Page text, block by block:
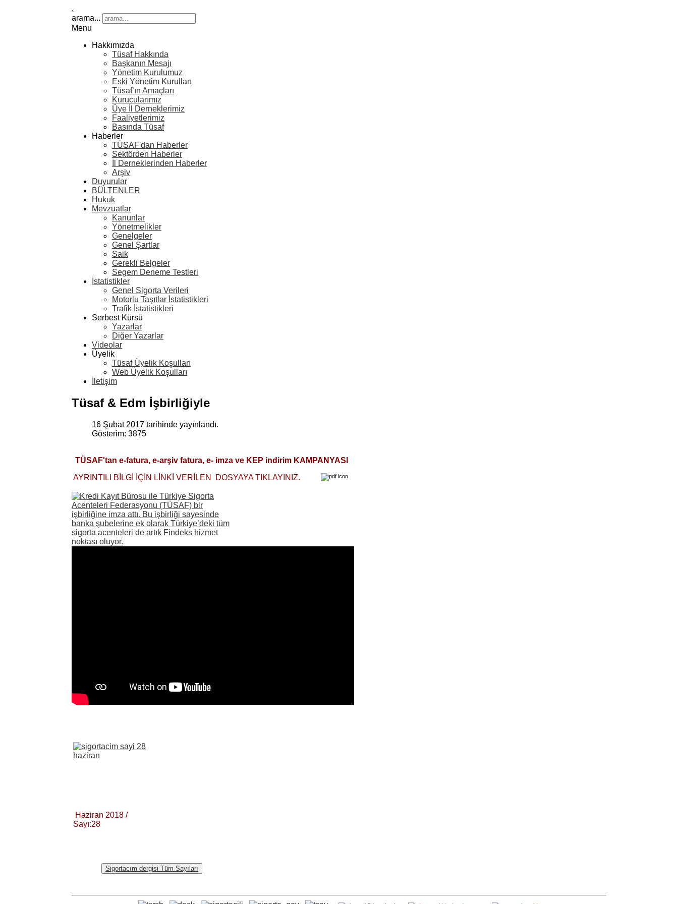
.
arama...
Menu
Hakkımızda
Tüsaf Hakkında
Başkanın Mesajı
Yönetim Kurulumuz
Eski Yönetim Kurulları
Tüsaf’ın Amaçları
Kurucularımız
Üye İl Derneklerimiz
Faaliyetlerimiz
Basında Tüsaf
Haberler
TÜSAF'dan Haberler
Sektörden Haberler
İl Derneklerinden Haberler
Arşiv
Duyurular
BÜLTENLER
Hukuk
Mevzuatlar
Kanunlar
Yönetmelikler
Genelgeler
Genel Şartlar
Saik
Gerekli Belgeler
Segem Deneme Testleri
İstatistikler
Genel Sigorta Verileri
Motorlu Taşıtlar İstatistikleri
Trafik İstatistikleri
Serbest Kürsü
Yazarlar
Diğer Yazarlar
Videolar
Üyelik
Tüsaf Üyelik Koşulları
Web Üyelik Koşulları
İletişim
Tüsaf & Edm İşbirliğiyle
16 Şubat 2017 tarihinde yayınlandı.
Gösterim: 3875
TÜSAF'tan e-fatura, e-arşiv fatura, e- imza ve KEP indirim KAMPANYASI
AYRINTILI BİLGİ İÇİN LİNKİ VERİLEN DOSYAYA TIKLAYINIZ.
Haziran 2018 /
Sayı:28
Sigortacım dergisi Tüm Sayıları